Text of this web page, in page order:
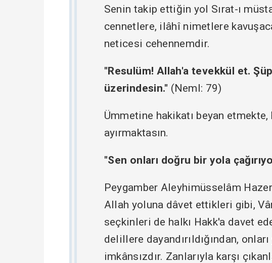
Senin takip ettiğin yol Sırat-ı
cennetlere, ilâhî nimetlere
neticesi cehennemdir.
"Resulüm! Allah'a tevekkül et.
üzerindesin." (Neml: 79)
Ümmetine hakikatı beyan etmekte,
ayırmaktasın.
"Sen onları doğru bir yola
Peygamber Aleyhimüsselâm
Allah yoluna dâvet ettikleri gibi,
seçkinleri de halkı Hakk'a davet
delillere dayandırıldığından,
imkânsızdır. Zanlarıyla karşı